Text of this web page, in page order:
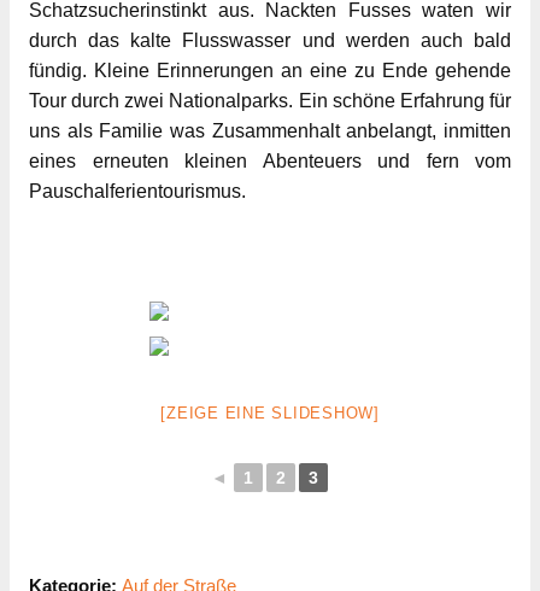
Schatzsucherinstinkt aus. Nackten Fusses waten wir
durch das kalte Flusswasser und werden auch bald
fündig. Kleine Erinnerungen an eine zu Ende gehende
Tour durch zwei Nationalparks. Ein schöne Erfahrung für
uns als Familie was Zusammenhalt anbelangt, inmitten
eines erneuten kleinen Abenteuers und fern vom
Pauschalferientourismus.
[ZEIGE EINE SLIDESHOW]
◄ 1 2 3
Kategorie: Auf der Straße